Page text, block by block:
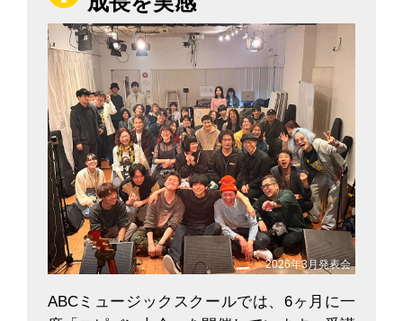
2026年3月発表会
ABCミュージックスクールでは、6ヶ月に一